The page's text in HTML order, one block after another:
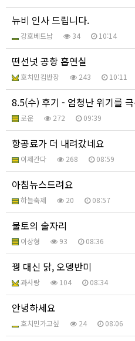
뉴비 인사 드립니다.
강호베트남 34 10:14
떤선넛 공항 흡연실
호치민킴반장 243 10:11
8.5(수) 후기 - 엄청난 위기를
로운 272 09:39
항공료가 더 내려갔네요
이제간다 268 08:59
아침뉴스드려요
하늘축제 20 08:57
불토의 술자리
이상형 93 08:36
꿩 대신 닭, 오뎅반미
과사랑 104 08:34
안녕하세요
호치민가고싶 24 08:06